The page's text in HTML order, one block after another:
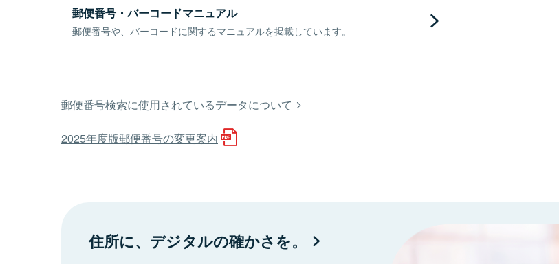
郵便番号・バーコードマニュアル
郵便番号や、バーコードに関するマニュアルを掲載しています。
郵便番号検索に使用されているデータについて
2025年度版郵便番号の変更案内
住所に、デジタルの確かさを。